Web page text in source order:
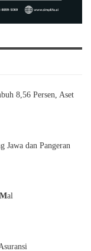
8,56 Persen, Aset
Jawa dan Pangeran
al